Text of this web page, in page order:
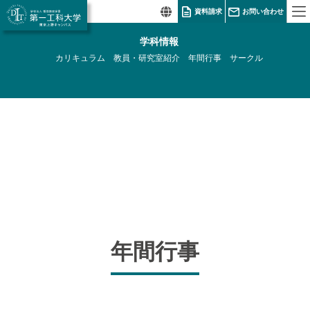
資料請求 お問い合わせ
学科情報
カリキュラム 教員・研究室紹介 年間行事 サークル
年間行事